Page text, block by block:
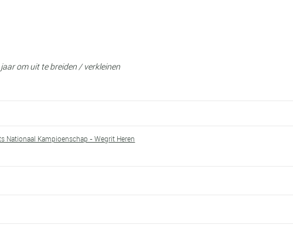
om uit te breiden / verkleinen
Nationaal Kampioenschap - Wegrit Heren